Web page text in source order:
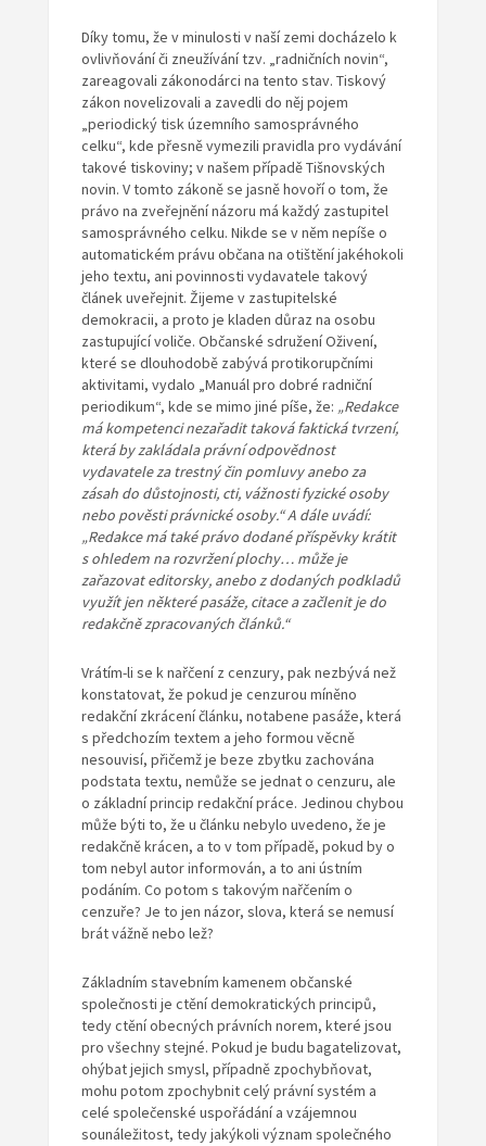
Díky tomu, že v minulosti v naší zemi docházelo k
ovlivňování či zneužívání tzv. „radničních novin“,
zareagovali zákonodárci na tento stav. Tiskový
zákon novelizovali a zavedli do něj pojem
„periodický tisk územního samosprávného
celku“, kde přesně vymezili pravidla pro vydávání
takové tiskoviny; v našem případě Tišnovských
novin. V tomto zákoně se jasně hovoří o tom, že
právo na zveřejnění názoru má každý zastupitel
samosprávného celku. Nikde se v něm nepíše o
automatickém právu občana na otištění jakéhokoli
jeho textu, ani povinnosti vydavatele takový
článek uveřejnit. Žijeme v zastupitelské
demokracii, a proto je kladen důraz na osobu
zastupující voliče. Občanské sdružení Oživení,
které se dlouhodobě zabývá protikorupčními
aktivitami, vydalo „Manuál pro dobré radniční
periodikum“, kde se mimo jiné píše, že: „Redakce
má kompetenci nezařadit takováfaktická tvrzení,
která by zakládala právní odpovědnost
vydavateleza trestný čin pomluvy anebo za
zásah do důstojnosti, cti, vážnostifyzické osoby
nebo pověsti právnické osoby.“ A dále uvádí:
„Redakcemá také právo dodané příspěvky krátit
s ohledem na rozvrženíplochy… může je
zařazovat editorsky, anebo z dodaných podkladů
využít jen některé pasáže, citace a začlenit je do
redakčně zpracovaných článků.“
Vrátím-li se k nařčení z cenzury, pak nezbývá než
konstatovat, že pokud je cenzurou míněno
redakční zkrácení článku, notabene pasáže, která
s předchozím textem a jeho formou věcně
nesouvisí, přičemž je beze zbytku zachována
podstata textu, nemůže se jednat o cenzuru, ale
o základní princip redakční práce. Jedinou chybou
může býti to, že u článku nebylo uvedeno, že je
redakčně krácen, a to v tom případě, pokud by o
tom nebyl autor informován, a to ani ústním
podáním. Co potom s takovým nařčením o
cenzuře? Je to jen názor, slova, která se nemusí
brát vážně nebo lež?
Základním stavebním kamenem občanské
společnosti je ctění demokratických principů,
tedy ctění obecných právních norem, které jsou
pro všechny stejné. Pokud je budu bagatelizovat,
ohýbat jejich smysl, případně zpochybňovat,
mohu potom zpochybnit celý právní systém a
celé společenské uspořádání a vzájemnou
sounáležitost, tedy jakýkoli význam společného